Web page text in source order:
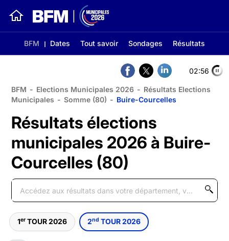
BFM Dates Tout savoir Sondages Résultats
02:56
BFM - Elections Municipales 2026 - Résultats Elections
Municipales - Somme (80) - Buire-Courcelles
Résultats élections
municipales 2026 à Buire-
Courcelles (80)
1er TOUR 2026 2nd TOUR 2026